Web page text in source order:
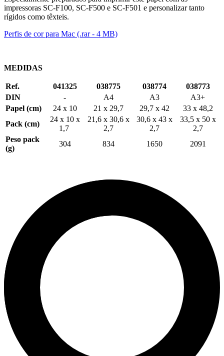
impressoras SC-F100, SC-F500 e SC-F501 e personalizar tanto
rígidos como têxteis.
Perfis de cor para Mac (.rar - 4 MB)
MEDIDAS
Ref. 041325 038775 038774
038773
DIN
- A4 A3
A3+
Papel (cm)
24 x 10 21 x 29,7 29,7 x 42
33 x 48,2
Pack (cm)
24 x 10 x
1,7
21,6 x 30,6 x
2,7
30,6 x 43 x
2,7
33,5 x 50 x
2,7
Peso pack
(g)
304 834 1650 2091